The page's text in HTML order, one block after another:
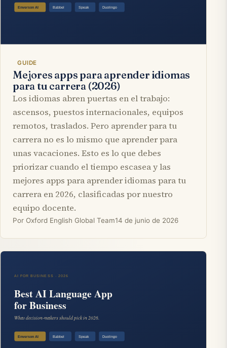
GUIDE
Mejores apps para aprender idiomas
para tu carrera (2026)
Los idiomas abren puertas en el trabajo:
ascensos, puestos internacionales, equipos
remotos, traslados. Pero aprender para tu
carrera no es lo mismo que aprender para
unas vacaciones. Esto es lo que debes
priorizar cuando el tiempo escasea y las
mejores apps para aprender idiomas para tu
carrera en 2026, clasificadas por nuestro
equipo docente.
Por Oxford English Global Team14 de junio de 2026